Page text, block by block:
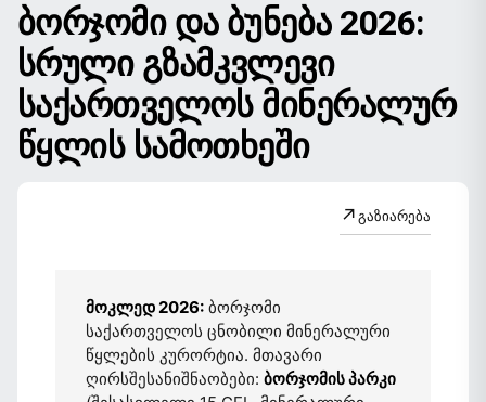
ᲑᲝᲠᲯᲝᲛᲘ ᲓᲐ ᲑᲣᲜᲔᲑᲐ 2026:
ᲡᲠᲣᲚᲘ ᲒᲖᲐᲛᲙᲕᲚᲔᲕᲘ
ᲡᲐᲥᲐᲠᲗᲕᲔᲚᲝᲡ ᲛᲘᲜᲔᲠᲐᲚᲣᲠ
ᲬᲧᲚᲘᲡ ᲡᲐᲛᲝᲗᲮᲔᲨᲘ
↗გაზიარება
მოკლედ 2026: ბორჯომი
საქართველოს ცნობილი მინერალური
წყლების კურორტია. მთავარი
ღირსშესანიშნაობები: ბორჯომის პარკი